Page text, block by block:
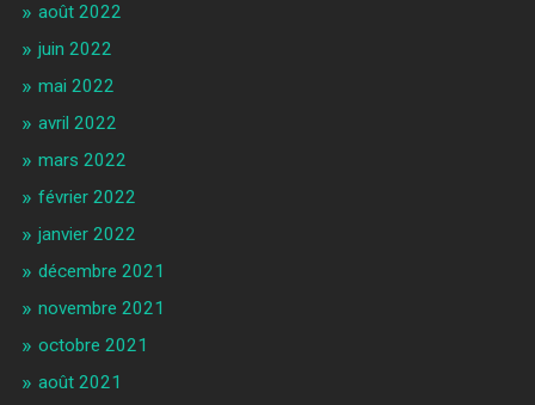
août 2022
juin 2022
mai 2022
avril 2022
mars 2022
février 2022
janvier 2022
décembre 2021
novembre 2021
octobre 2021
août 2021